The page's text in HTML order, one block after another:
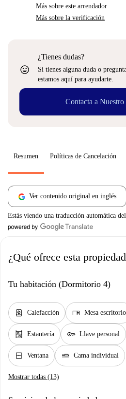
Más sobre este arrendador
Más sobre la verificación
sentiment_very_satisfied
¿Tienes dudas?
Si tienes alguna duda o
estamos aquí para ayudarte.
Contacta a
Resumen Políticas de Cancelación
Ver contenido original en inglés
Estás viendo una traducción automática
¿Qué ofrece esta
Tu habitación (Dormitorio 4)
water_heater Calefacción desk Mesa escritorio
shelves Estantería key Llave personal
window_closed Ventana airline_seat_flat Cama individual
Mostrar todas (13)